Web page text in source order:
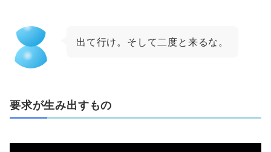
出て行け。そして二度と来るな。
要求が生み出すもの